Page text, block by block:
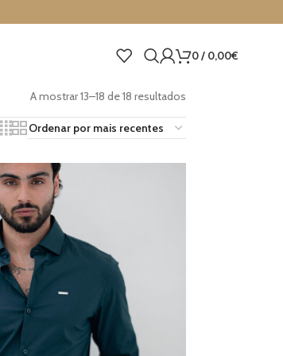
0/ 0,00€
A mostrar 13–18 de 18 resultados